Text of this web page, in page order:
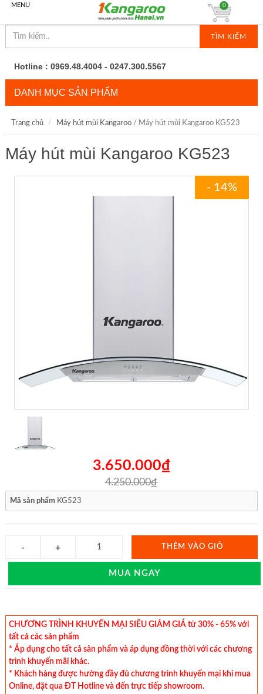
MENU
TÌM KIẾM
0
Hotline : 0969.48.4004 - 0247.300.5567
DANH MỤC SẢN PHẨM
Trang chủ Máy hút mùi Kangaroo/ Máy hút mùi Kangaroo KG523
Máy hút mùi Kangaroo KG523
- 14%
3.650.000₫
4.250.000₫
Mã sản phẩm KG523
THÊM VÀO GIỎ
MUA NGAY
CHƯƠNG TRÌNH KHUYẾN MẠI SIÊU GIẢM GIÁ từ 30% - 65% với
tất cả các sản phẩm
* Áp dụng cho tất cả sản phẩm và áp dụng đồng thời với các chương
trình khuyến mãi khác.
* Khách hàng được hưởng đầy đủ chương trình khuyến mại khi mua
Online, đặt qua ĐT Hotline và đến trực tiếp showroom.